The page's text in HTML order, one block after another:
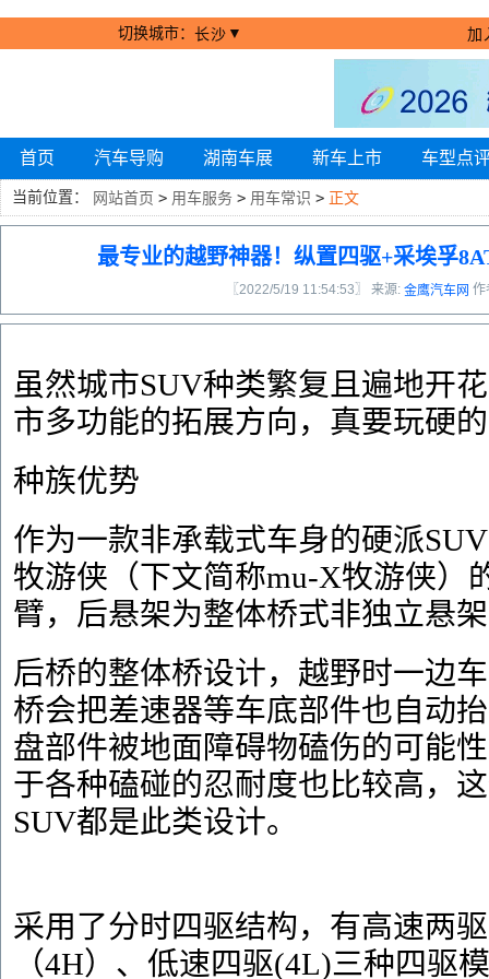
切换城市： 长沙 ▼ 加
首页 汽车导购 湖南车展 新车上市 车型点
当前位置： 网站首页 > 用车服务 > 用车常识 > 正文
最专业的越野神器！纵置四驱+采埃孚
〖2022/5/19 11:54:53〗 来源: 金鹰汽车网 作
虽然城市SUV种类繁复且遍地开
市多功能的拓展方向，真要玩硬
种族优势
作为一款非承载式车身的硬派
牧游侠（下文简称mu-X牧游侠）
臂，后悬架为整体桥式非独立悬
后桥的整体桥设计，越野时一边
桥会把差速器等车底部件也自动
盘部件被地面障碍物磕伤的可能
于各种磕碰的忍耐度也比较高，
SUV都是此类设计。
采用了分时四驱结构，有高速两
（4H）、低速四驱(4L)三种四驱